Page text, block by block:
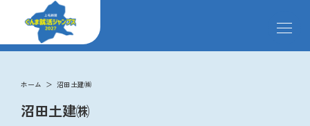
メ
求人検索
ホーム 沼田土建㈱
沼田土建㈱